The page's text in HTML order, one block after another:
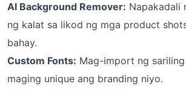
AI Background Remover: Napakadali
ng kalat sa likod ng mga product
bahay.
Custom Fonts: Mag-import ng
maging unique ang branding niyo.